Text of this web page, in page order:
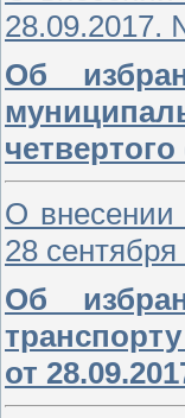
28.09.2017.
Об
О внесении
28
Об
от